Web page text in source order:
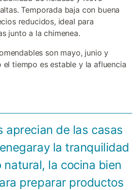
Temporada baja con buena
reducidos, ideal para
junto a la chimenea.
son mayo, junio y
el tiempo es estable y la afluencia
aprecian de las casas
la tranquilidad
natural, la cocina bien
preparar productos